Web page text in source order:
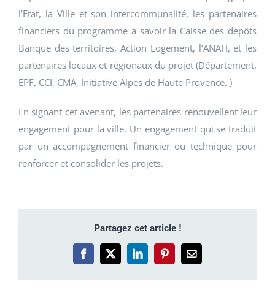
l’Etat, la Ville et son intercommunalité, les partenaires
financiers du programme à savoir la Caisse des dépôts
Banque des territoires, Action Logement, l’ANAH, et les
partenaires locaux et régionaux du projet (Département,
EPF, CCI, CMA, Initiative Alpes de Haute Provence. )
En signant cet avenant, les partenaires renouvellent leur
engagement pour la ville. Un engagement qui se traduit
par un accompagnement financier ou technique pour
renforcer et consolider les projets.
Partagez cet article !
Facebook
X LinkedInPinterestEmail